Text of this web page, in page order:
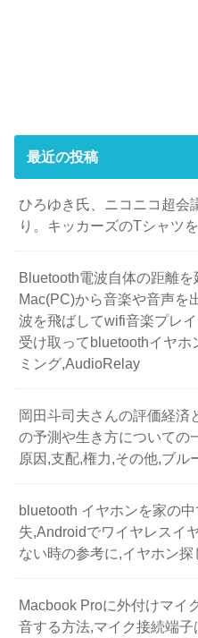
最近の投稿
ひろゆき氏、ニコニコ超
り。キッカーズのTシャツ
Bluetooth電波自体の距離を
Mac(PC)から音楽や音声を
波を飛ばしてwifi音楽プレ
受け取ってbluetoothイヤ
ミング,AudioRelay
岡田斗司夫さんの評価経済
の予測や生き方についての
原因,支配,権力,その他,ブル
bluetooth イヤホンを家の
失,Androidでワイヤレスイ
ない時の参考に,イヤホン
Macbook Proに外付けマイ
音する方法,マイク接続端